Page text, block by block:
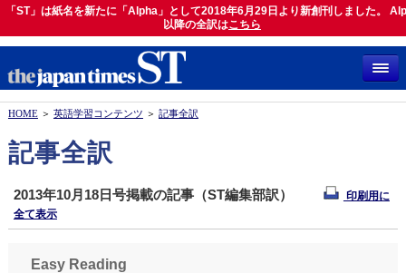
「ST」は紙名を新たに「Alpha」として2018年6月29日より新創刊しました。
以降の全訳はこちら
「ST」は紙名を新たに「Alpha」として2018年6月29日より新創刊しました。
以降の全訳はこちら
HOME＞ 英語学習コンテンツ ＞ 記事全訳
記事全訳
2013年10月18日号掲載の記事（ST編集部訳）
印刷用に
全て表示
Easy Reading